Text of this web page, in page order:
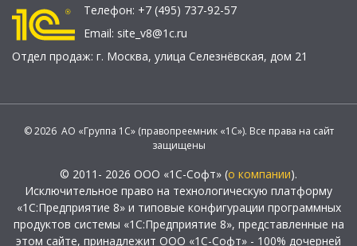
Телефон: +7 (495) 737-92-57
Email: site_v8@1c.ru
Отдел продаж: г. Москва, улица Селезнёвская, дом 21
© 2026 АО «Группа 1С» (правопреемник «1С»). Все права на сайт
защищены
© 2011- 2026 ООО «1С-Софт» (о компании).
Исключительное право на технологическую платформу
«1С:Предприятие 8» и типовые конфигурации программных
продуктов системы «1С:Предприятие 8», представленные на
этом сайте, принадлежит ООО «1С-Софт» - 100% дочерней